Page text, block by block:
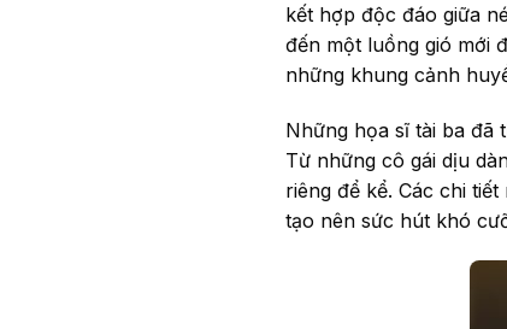
kết hợp độc đáo giữa
đến một luồng gió mới
những khung cảnh
Những họa sĩ tài ba đã
Từ những cô gái dịu
riêng để kể. Các chi
tạo nên sức hút khó